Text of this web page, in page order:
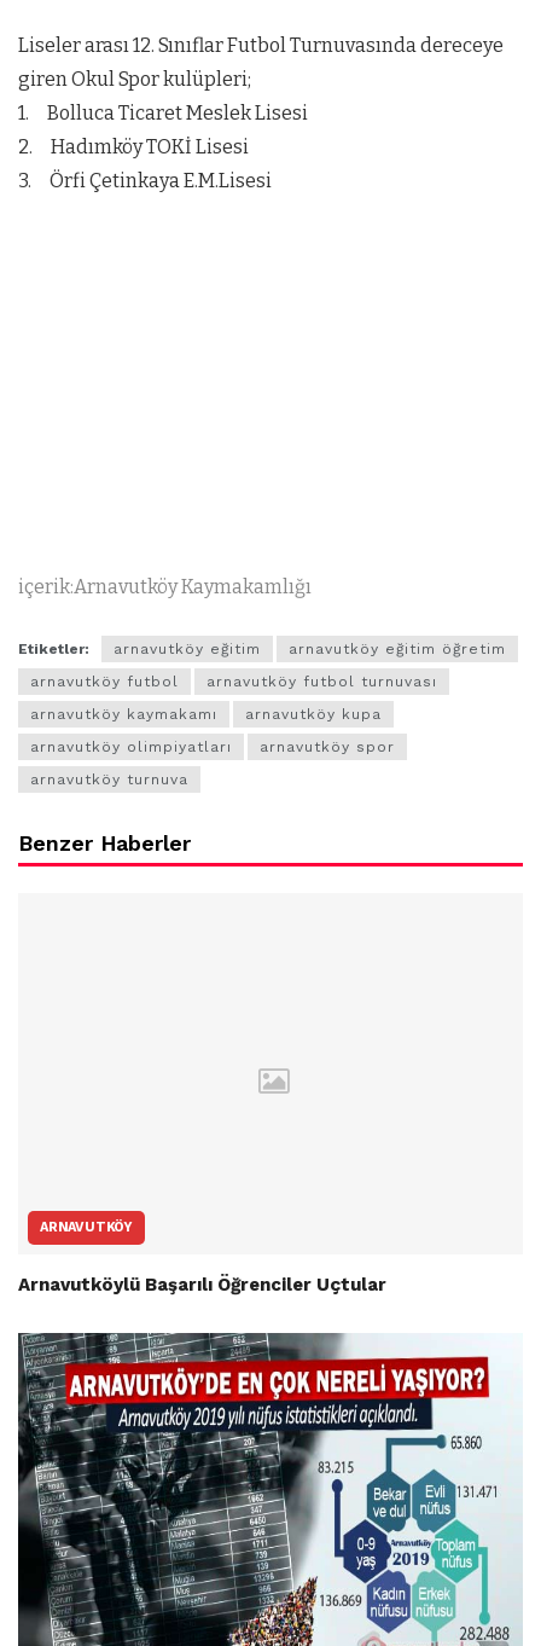
Liseler arası 12. Sınıflar Futbol Turnuvasında dereceye
giren Okul Spor kulüpleri;
1. Bolluca Ticaret Meslek Lisesi
2. Hadımköy TOKİ Lisesi
3. Örfi Çetinkaya E.M.Lisesi
içerik:Arnavutköy Kaymakamlığı
Etiketler: arnavutköy eğitim
arnavutköy eğitim öğretim
arnavutköy futbol
arnavutköy futbol turnuvası
arnavutköy kaymakamı
arnavutköy kupa
arnavutköy olimpiyatları
arnavutköy spor
arnavutköy turnuva
Benzer Haberler
ARNAVUTKÖY
Arnavutköylü Başarılı Öğrenciler Uçtular